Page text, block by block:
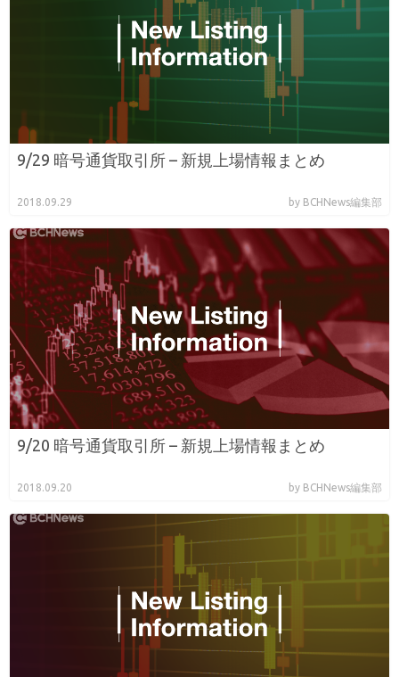
9/29 暗号通貨取引所 – 新規上場情報まとめ
2018.09.29 by BCHNews編集部
9/20 暗号通貨取引所 – 新規上場情報まとめ
2018.09.20 by BCHNews編集部